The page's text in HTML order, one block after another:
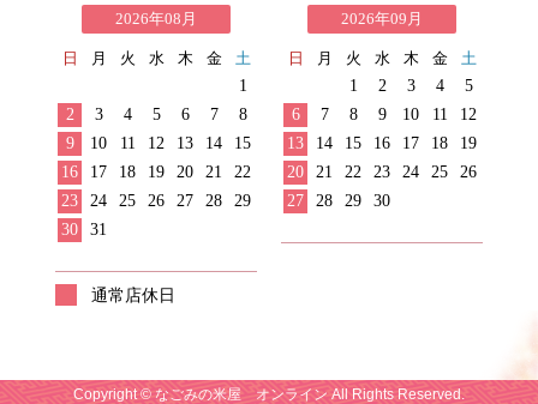
2026年08月
日 月 火 水 木 金
土
1
2
3 4 5 6 7
8
9
10 11 12 13 14
15
16
17 18 19 20 21
22
23
24 25 26 27 28
29
30
31
2026年09月
日 月 火 水 木 金
土
1
2 3 4
5
6
7 8 9 10 11
12
13
14 15 16 17 18
19
20
21 22 23 24 25
26
27
28 29 30
通常店休日
Copyright © なごみの米屋 オンライン All Rights Reserved.